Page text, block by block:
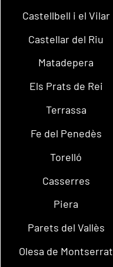
Castellbell i el Vilar
Castellar del Riu
Matadepera
Els Prats de Rei
Terrassa
Fe del Penedès
Torelló
Casserres
Piera
Parets del Vallès
Olesa de Montserrat